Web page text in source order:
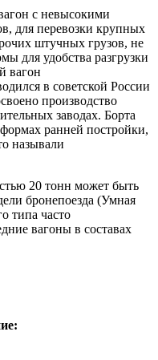
с невысокими
для перевозки крупных
штучных грузов, не
для удобства разгрузки
вагон
в советской России
производство
заводах. Борта
ранней постройки,
называли
20 тонн может быть
бронепоезда (Умная
типа часто
вагоны в составах